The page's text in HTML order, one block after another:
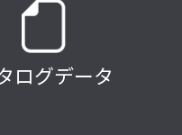
ログデータ